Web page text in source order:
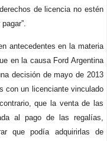
de licencia no estén
antecedentes en la materia
en la causa Ford Argentina
decisión de mayo de 2013
con un licenciante vinculado
que la venta de las
al pago de las regalías,
que podía adquirirlas de